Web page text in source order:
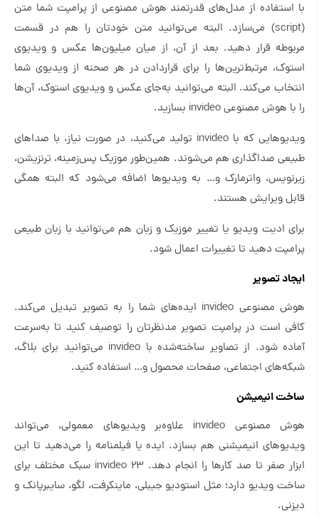
با استفاده از مدل‌های قدرتمند هوش مصنوعی از پرامپت شما متن
(script) می‌سازد. البته می‌توانید متن خودتان را هم در قسمت
مربوطه قرار دهید. بعد از آن، از میان میلیون‌ها عکس و ویدیوی
استوک، مرتبط‌ترین‌ها را برای قراردادن در هر صحنه‌ از ویدیوی شما
انتخاب می‌کند. البته می‌توانید به‌جای عکس و ویدیوی استوک، آن‌ها
را با هوش مصنوعی invideo بسازید.
ویدیوهایی که با invideo تولید می‌کنید، در صورت نیاز، با صداهای
طبیعی صداگذاری هم می‌شوند. همین‌طور موزیک پس‌زمینه، ترنزیشن،
زیرنویس، واترمارک و… به ویدیوها اضافه می‌شود که البته همگی
قابل ویرایش هستند.
برای ادیت ویدیو یا تغییر موزیک و زبان هم می‌توانید با زبان طبیعی
پرامپت دهید تا تغییرات اعمال شود.
ایجاد تصویر
هوش مصنوعی invideo ایده‌های شما را به تصویر تبدیل می‌کند.
کافی است در پرامپت تصویر مدنظرتان را توصیف کنید تا به‌سرعت
آماده شود. از تصاویر ساخته‌شده با invideo می‌توانید برای بلاگ،
شبکه‌های اجتماعی، صفحات محصول و… استفاده کنید.
ساخت انیمیشن
هوش مصنوعی invideo علاوه‌بر ویدیوهای معمولی، می‌تواند
ویدیوهای انیمیشنی هم بسازد. ایده یا فیلمنامه را می‌دهید تا این
ابزار صفر تا صد کارها را انجام دهد. invideo ۲۳ سبک مختلف برای
ساخت ویدیو دارد؛ مثل استودیو جیبلی، ماینکرفت، لگو، سایبرپانک و
دیزنی.